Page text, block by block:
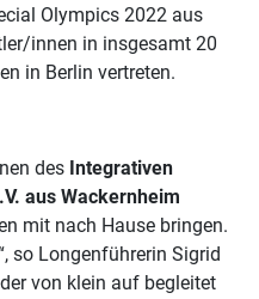
Olympics 2022 aus
innen in insgesamt 20
in Berlin vertreten.
des Integrativen
aus Wackernheim
mit nach Hause bringen.
so Longenführerin Sigrid
von klein auf begleitet